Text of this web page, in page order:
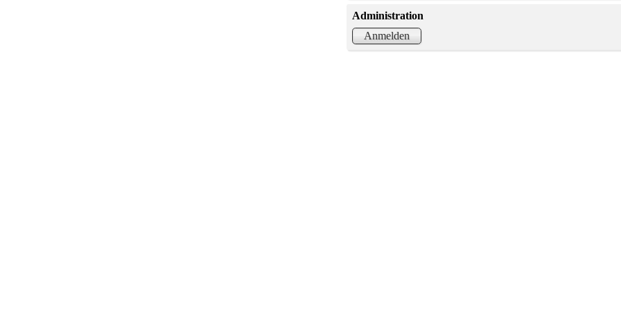
Administration
Anmelden